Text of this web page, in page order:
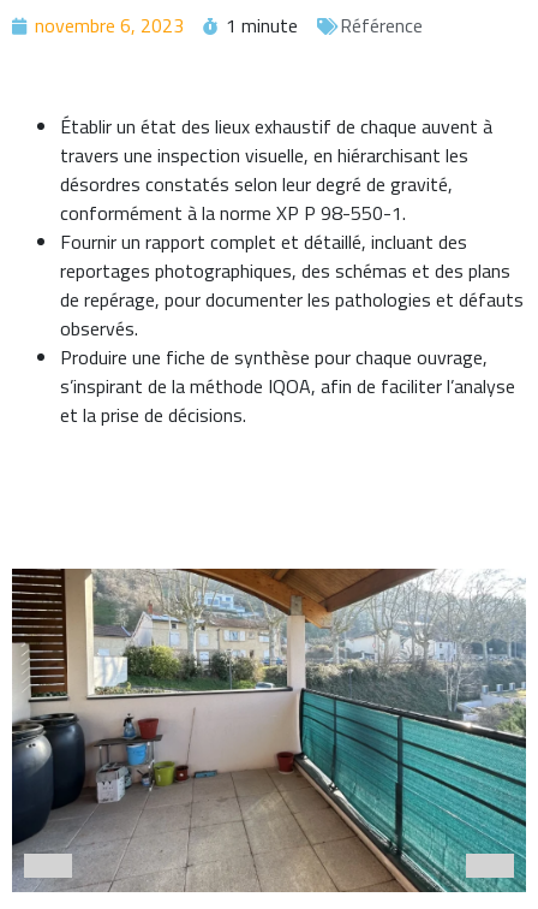
novembre 6, 2023 1 minute Référence
Établir un état des lieux exhaustif de chaque auvent à
travers une inspection visuelle, en hiérarchisant les
désordres constatés selon leur degré de gravité,
conformément à la norme XP P 98-550-1.
Fournir un rapport complet et détaillé, incluant des
reportages photographiques, des schémas et des plans
de repérage, pour documenter les pathologies et défauts
observés.
Produire une fiche de synthèse pour chaque ouvrage,
s’inspirant de la méthode IQOA, afin de faciliter l’analyse
et la prise de décisions.